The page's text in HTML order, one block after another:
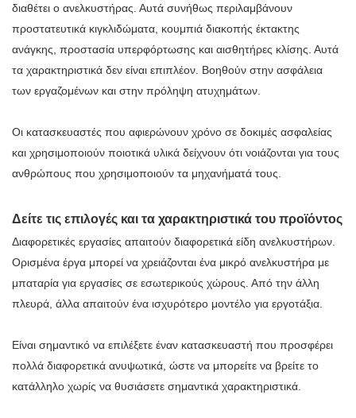
διαθέτει ο ανελκυστήρας. Αυτά συνήθως περιλαμβάνουν
προστατευτικά κιγκλιδώματα, κουμπιά διακοπής έκτακτης
ανάγκης, προστασία υπερφόρτωσης και αισθητήρες κλίσης. Αυτά
τα χαρακτηριστικά δεν είναι επιπλέον. Βοηθούν στην ασφάλεια
των εργαζομένων και στην πρόληψη ατυχημάτων.
Οι κατασκευαστές που αφιερώνουν χρόνο σε δοκιμές ασφαλείας
και χρησιμοποιούν ποιοτικά υλικά δείχνουν ότι νοιάζονται για τους
ανθρώπους που χρησιμοποιούν τα μηχανήματά τους.
Δείτε τις επιλογές και τα χαρακτηριστικά του προϊόντος
Διαφορετικές εργασίες απαιτούν διαφορετικά είδη ανελκυστήρων.
Ορισμένα έργα μπορεί να χρειάζονται ένα μικρό ανελκυστήρα με
μπαταρία για εργασίες σε εσωτερικούς χώρους. Από την άλλη
πλευρά, άλλα απαιτούν ένα ισχυρότερο μοντέλο για εργοτάξια.
Είναι σημαντικό να επιλέξετε έναν κατασκευαστή που προσφέρει
πολλά διαφορετικά ανυψωτικά, ώστε να μπορείτε να βρείτε το
κατάλληλο χωρίς να θυσιάσετε σημαντικά χαρακτηριστικά.